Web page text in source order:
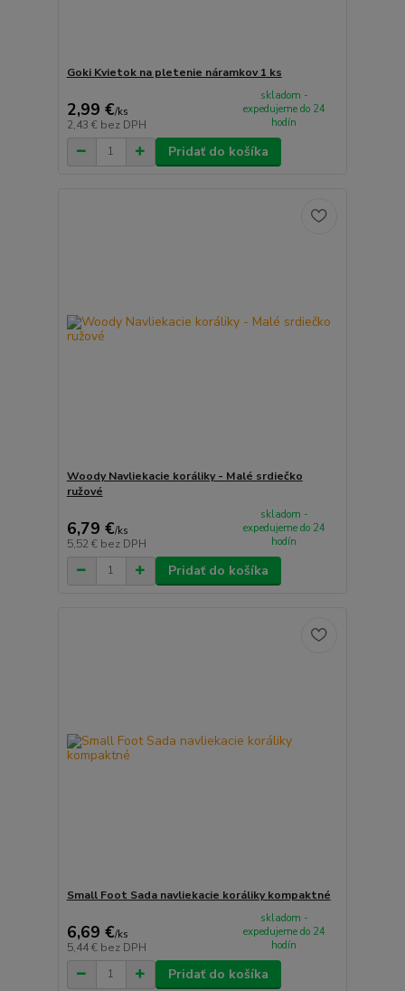
Goki Kvietok na pletenie náramkov 1 ks
2,99 €/ks
2,43 € bez DPH
skladom -
expedujeme do 24
hodín
Pridať do košíka
Woody Navliekacie koráliky - Malé srdiečko
ružové
6,79 €/ks
5,52 € bez DPH
skladom -
expedujeme do 24
hodín
Pridať do košíka
Small Foot Sada navliekacie koráliky kompaktné
6,69 €/ks
5,44 € bez DPH
skladom -
expedujeme do 24
hodín
Pridať do košíka